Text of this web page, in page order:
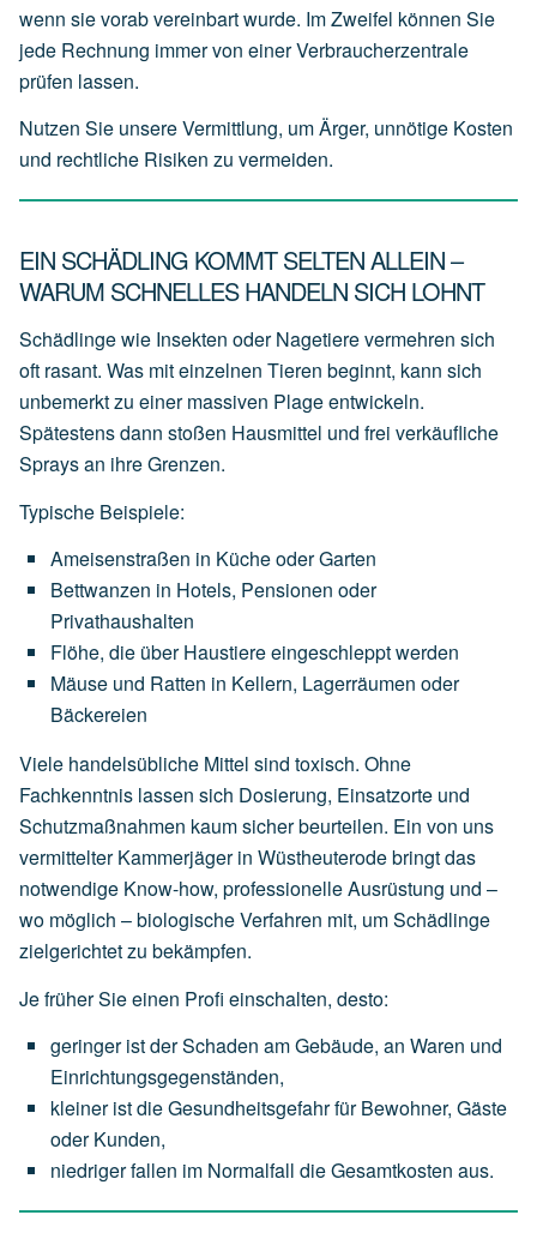
wenn sie vorab vereinbart wurde. Im Zweifel können Sie
jede Rechnung immer von einer Verbraucherzentrale
prüfen lassen.
Nutzen Sie unsere Vermittlung, um Ärger, unnötige Kosten
und rechtliche Risiken zu vermeiden.
EIN SCHÄDLING KOMMT SELTEN ALLEIN –
WARUM SCHNELLES HANDELN SICH LOHNT
Schädlinge wie Insekten oder Nagetiere vermehren sich
oft rasant. Was mit einzelnen Tieren beginnt, kann sich
unbemerkt zu einer massiven Plage entwickeln.
Spätestens dann stoßen Hausmittel und frei verkäufliche
Sprays an ihre Grenzen.
Typische Beispiele:
Ameisenstraßen in KücheoderGarten
Bettwanzen in Hotels, Pensionen oder
Privathaushalten
Flöhe, die über Haustiereeingeschlepptwerden
Mäuse und Ratten in Kellern, Lagerräumen oder
Bäckereien
Viele handelsübliche Mittel sind toxisch. Ohne
Fachkenntnis lassen sich Dosierung, Einsatzorte und
Schutzmaßnahmen kaum sicher beurteilen. Ein von uns
vermittelter Kammerjäger in Wüstheuterode bringt das
notwendige Know-how, professionelle Ausrüstung und –
wo möglich – biologische Verfahren mit, um Schädlinge
zielgerichtet zu bekämpfen.
Je früher Sie einen Profi einschalten, desto:
geringer istderSchaden amGebäude, an Waren und
Einrichtungsgegenständen,
kleiner istdieGesundheitsgefahrfür Bewohner, Gäste
oder Kunden,
niedrigerfallen im Normalfall dieGesamtkosten aus.